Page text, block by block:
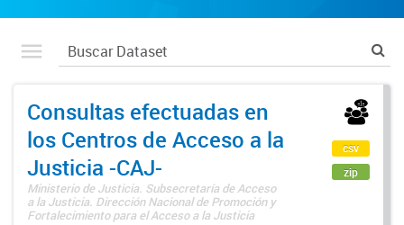
Consultas efectuadas en
los Centros de Acceso a la
Justicia -CAJ-
Ministerio de Justicia. Subsecretaría de Acceso
a la Justicia. Dirección Nacional de Promoción y
Fortalecimiento para el Acceso a la Justicia
csv
zip